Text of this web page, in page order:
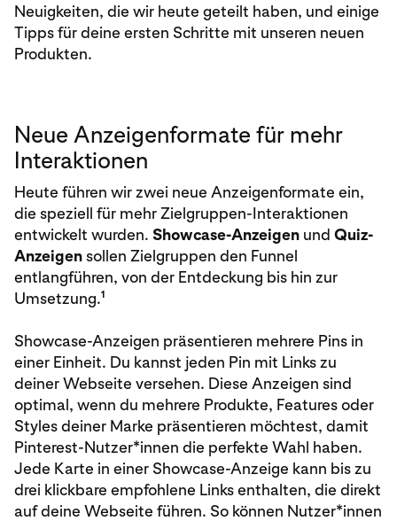
Neuigkeiten, die wir heute geteilt haben, und einige
Tipps für deine ersten Schritte mit unseren neuen
Produkten.
Neue Anzeigenformate für mehr
Interaktionen
Heute führen wir zwei neue Anzeigenformate ein,
die speziell für mehr Zielgruppen-Interaktionen
entwickelt wurden. Showcase-Anzeigen und Quiz-
Anzeigensollen Zielgruppen den Funnel
entlangführen, von der Entdeckung bis hin zur
Umsetzung.1
Showcase-Anzeigen präsentieren mehrere Pins in
einer Einheit. Du kannst jeden Pin mit Links zu
deiner Webseite versehen. Diese Anzeigen sind
optimal, wenn du mehrere Produkte, Features oder
Styles deiner Marke präsentieren möchtest, damit
Pinterest-Nutzer*innen die perfekte Wahl haben.
Jede Karte in einer Showcase-Anzeige kann bis zu
drei klickbare empfohlene Links enthalten, die direkt
auf deine Webseite führen. So können Nutzer*innen